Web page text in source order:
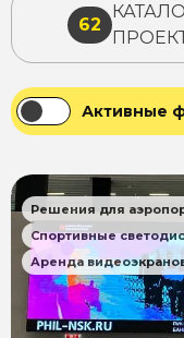
62
Активные
Решения для
Спортивные
Аренда